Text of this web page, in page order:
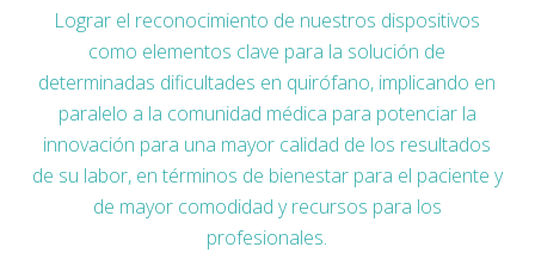
Lograr el reconocimiento de nuestros dispositivos
como elementos clave para la solución de
determinadas dificultades en quirófano, implicando en
paralelo a la comunidad médica para potenciar la
innovación para una mayor calidad de los resultados
de su labor, en términos de bienestar para el paciente y
de mayor comodidad y recursos para los
profesionales.